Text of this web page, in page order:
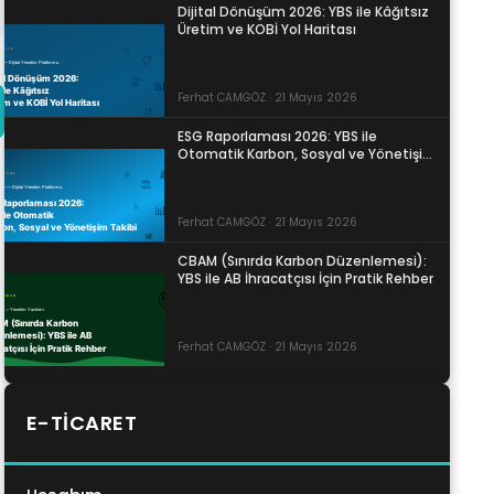
Dijital Dönüşüm 2026: YBS ile Kâğıtsız
Üretim ve KOBİ Yol Haritası
Ferhat CAMGÖZ · 21 Mayıs 2026
ESG Raporlaması 2026: YBS ile
Otomatik Karbon, Sosyal ve Yönetişim
Ferhat CAMGÖZ · 21 Mayıs 2026
CBAM (Sınırda Karbon Düzenlemesi):
YBS ile AB İhracatçısı İçin Pratik Rehber
Ferhat CAMGÖZ · 21 Mayıs 2026
E-TICARET